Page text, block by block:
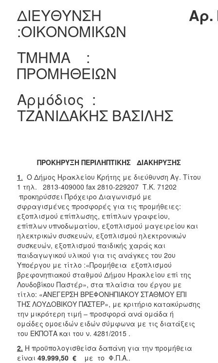
2015
2013
ΔΗΜΟΤΗΣ
ΕΠΙΣΚΕΠΤΗΣ
ΗΡΑΚΛΕΙΟ
ΔΙΕΥΘΥΝΣΗ
:ΟΙΚΟΝΟΜΙΚΩΝ
ΤΜΗΜΑ :
ΠΡΟΜΗΘΕΙΩΝ
Αρμόδιος :
ΤΖΑΝΙΔΑΚΗΣ ΒΑΣΙΛΗΣ
Aρ.
ΠΡΟΚΗΡΥΞΗ ΠΕΡΙΛΗΠΤΙΚΗΣ ΔΙΑΚΗΡΥΞΗΣ
1. Ο Δήμος Ηρακλείου Κρήτης με διεύθυνση Αγ. Τίτου
1 τηλ. 2813-409000 fax 2810-229207 Τ.Κ. 71202
προκηρύσσει Πρόχειρο Διαγωνισμό με
σφραγισμένες προσφορές για τις προμήθειες:
εξοπλισμού επίπλωσης, επίπλων γραφείου,
επίπλων υπνοδωματίου, εξοπλισμού μαγειρείου και
ηλεκτρικών συσκευών, εξοπλισμού ηλεκτρονικών
συσκευών, εξοπλισμού παιδικής χαράς και
παιδαγωγικού υλικού για τις ανάγκες του 2ου
Υποέργου με τίτλο :«Προμήθεια εξοπλισμού
βρεφονηπιακού σταθμού Δήμου Ηρακλείου επί της
Λουδοβίκου Παστέρ», στα πλαίσια του έργου με
τίτλο: «ΑΝΕΓΕΡΣΗ ΒΡΕΦΟΝΗΠΙΑΚΟΥ ΣΤΑΘΜΟΥ ΕΠΙ
ΤΗΣ ΛΟΥΔΟΒΙΚΟΥ ΠΑΣΤΕΡ», με κριτήριο κατακύρωσης
την μικρότερη τιμή – προσφορά ανά ομάδα ή
ομάδες ομοειδών ειδών σύμφωνα με τις διατάξεις
του ΕΚΠΟΤΑ και του ν. 4281/2015 .
2. Η προϋπολογισθείσα δαπάνη για την προμήθεια
είναι 49.999,50 €
με το Φ.Π.Α..